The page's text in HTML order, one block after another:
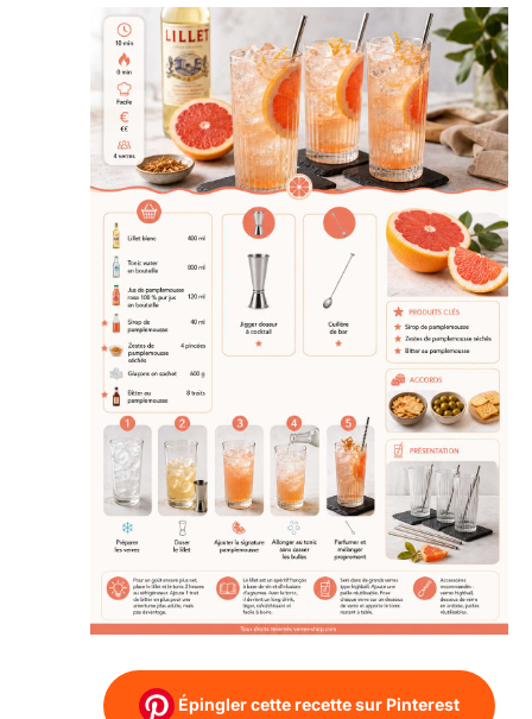
Épingler cette recette sur Pinterest